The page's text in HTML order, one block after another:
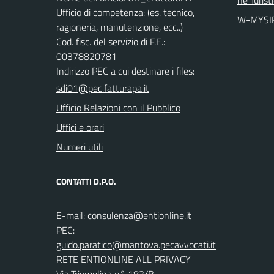
Ufficio di competenza: (es. tecnico,
ragioneria, manutenzione, ecc..)
Cod. fisc. del servizio di F.E.:
00378820781
Indirizzo PEC a cui destinare i files:
sdi01@pec.fatturapa.it
Ufficio Relazioni con il Pubblico
Uffici e orari
Numeri utili
CONTATTI D.P.O.
E-mail:
PEC:
RETE ENTIONLINE ALL PRIVACY
W-